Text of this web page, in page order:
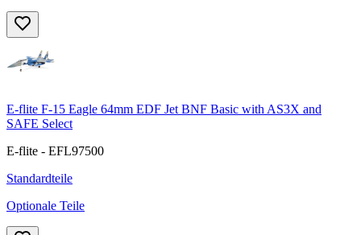
E-flite F-15 Eagle 64mm EDF Jet BNF Basic with AS3X and
SAFE Select
E-flite - EFL97500
Standardteile
Optionale Teile